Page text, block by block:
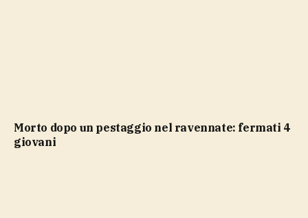
Morto dopo un pestaggio nel ravennate: fermati 4
giovani